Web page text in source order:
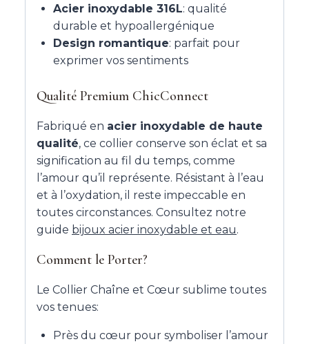
Acier inoxydable 316L: qualité
durable et hypoallergénique
Design romantique: parfait pour
exprimer vos sentiments
Qualité Premium ChicConnect
Fabriqué en acier inoxydable de haute
qualité, ce collier conserve son éclat et sa
signification au fil du temps, comme
l’amour qu’il représente. Résistant à l’eau
et à l’oxydation, il reste impeccable en
toutes circonstances. Consultez notre
guide bijoux acier inoxydable et eau.
Comment le Porter?
Le Collier Chaîne et Cœur sublime toutes
vos tenues:
Près du cœur pour symboliser l’amour